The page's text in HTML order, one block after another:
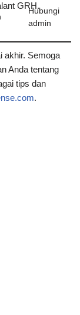
Hubungi
admin
GRH.
akhir. Semoga
Anda tentang
tips dan
.